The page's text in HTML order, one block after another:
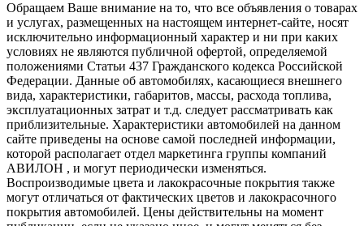
Обращаем Ваше внимание на то, что все объявления о товарах
и услугах, размещенных на настоящем интернет-сайте, носят
исключительно информационный характер и ни при каких
условиях не являются публичной офертой, определяемой
положениями Статьи 437 Гражданского кодекса Российской
Федерации. Данные об автомобилях, касающиеся внешнего
вида, характеристики, габаритов, массы, расхода топлива,
эксплуатационных затрат и т.д. следует рассматривать как
приблизительные. Характеристики автомобилей на данном
сайте приведены на основе самой последней информации,
которой располагает отдел маркетинга группы компаний
АВИЛОН , и могут периодически изменяться.
Воспроизводимые цвета и лакокрасочные покрытия также
могут отличаться от фактических цветов и лакокрасочного
покрытия автомобилей. Цены действительны на момент